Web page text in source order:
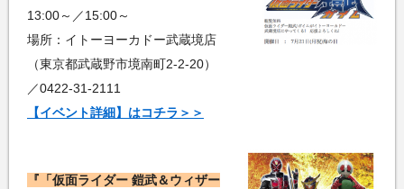
13:00～／15:00～
場所：イトーヨーカドー武蔵境店
（東京都武蔵野市境南町2-2-20）
／0422-31-2111
【イベント詳細】はコチラ＞＞
『「仮面ライダー 鎧武＆ウィザー